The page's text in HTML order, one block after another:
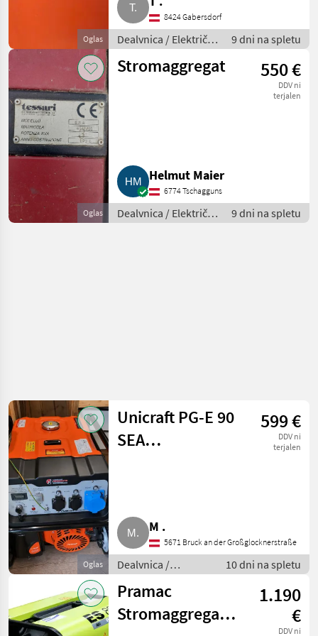
Oglas
8424 Gabersdorf
Dealvnica / Električni
generatorji
9 dni na spletu
Oglas
Stromaggregat 550 €
DDV ni
terjalen
Helmut Maier
6774 Tschagguns
Dealvnica / Električni
generatorji
9 dni na spletu
Oglas
Unicraft PG-E 90
SEA
599 €
DDV ni
terjalen
M .
5671 Bruck an der Großglocknerstraße
Dealvnica /
Električni
generatorji
10 dni na spletu
Pramac
Stromaggregat 7
1.190
€
DDV ni